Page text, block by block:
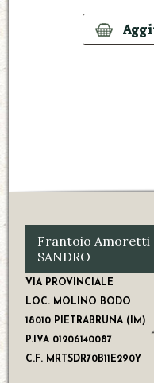
Frantoio Amoretti
SANDRO
VIA PROVINCIALE
LOC. MOLINO BODO
18010 PIETRABRUNA (IM)
P.IVA 01206140087
C.F. MRTSDR70B11E290Y